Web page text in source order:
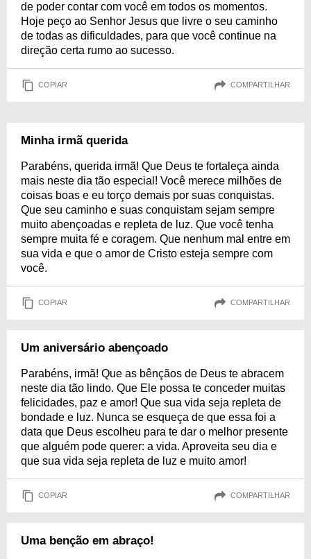
de poder contar com você em todos os momentos.
Hoje peço ao Senhor Jesus que livre o seu caminho
de todas as dificuldades, para que você continue na
direção certa rumo ao sucesso.
COPIAR COMPARTILHAR
Minha irmã querida
Parabéns, querida irmã! Que Deus te fortaleça ainda
mais neste dia tão especial! Você merece milhões de
coisas boas e eu torço demais por suas conquistas.
Que seu caminho e suas conquistam sejam sempre
muito abençoadas e repleta de luz. Que você tenha
sempre muita fé e coragem. Que nenhum mal entre em
sua vida e que o amor de Cristo esteja sempre com
você.
COPIAR COMPARTILHAR
Um aniversário abençoado
Parabéns, irmã! Que as bênçãos de Deus te abracem
neste dia tão lindo. Que Ele possa te conceder muitas
felicidades, paz e amor! Que sua vida seja repleta de
bondade e luz. Nunca se esqueça de que essa foi a
data que Deus escolheu para te dar o melhor presente
que alguém pode querer: a vida. Aproveita seu dia e
que sua vida seja repleta de luz e muito amor!
COPIAR COMPARTILHAR
Uma benção em abraço!